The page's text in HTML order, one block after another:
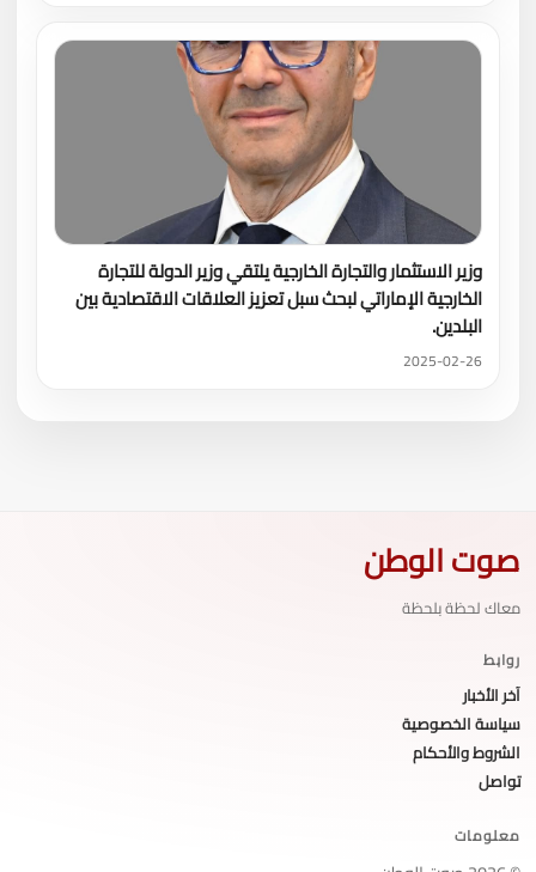
وزير الاستثمار والتجارة الخارجية يلتقي وزير الدولة للتجارة
الخارجية الإماراتي لبحث سبل تعزيز العلاقات الاقتصادية بين
البلدين.
2025-02-26
صوت الوطن
معاك لحظة بلحظة
روابط
آخر الأخبار
سياسة الخصوصية
الشروط والأحكام
تواصل
معلومات